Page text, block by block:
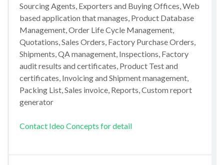
Sourcing Agents, Exporters and Buying Offices, Web
based application that manages, Product Database
Management, Order Life Cycle Management,
Quotations, Sales Orders, Factory Purchase Orders,
Shipments, QA management, Inspections, Factory
audit results and certificates, Product Test and
certificates, Invoicing and Shipment management,
Packing List, Sales invoice, Reports, Custom report
generator
Contact Ideo Concepts for detail